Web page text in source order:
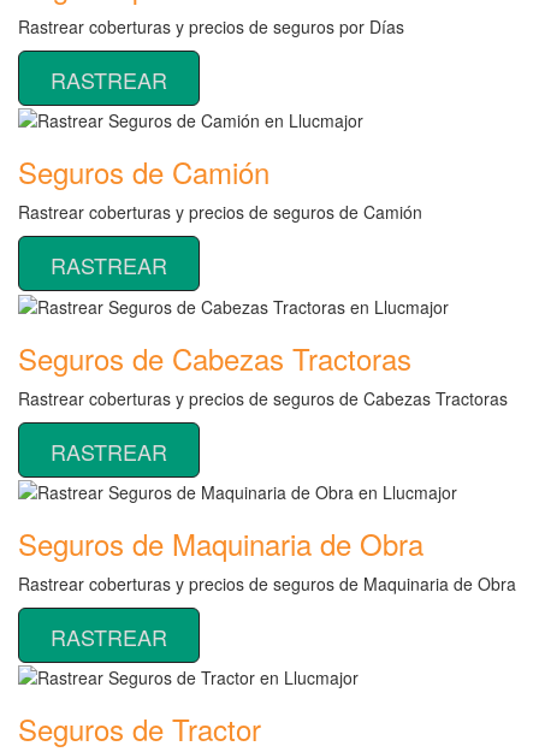
Rastrear coberturas y precios de seguros por Días
RASTREAR
Seguros de Camión
Rastrear coberturas y precios de seguros de Camión
RASTREAR
Seguros de Cabezas Tractoras
Rastrear coberturas y precios de seguros de Cabezas Tractoras
RASTREAR
Seguros de Maquinaria de Obra
Rastrear coberturas y precios de seguros de Maquinaria de Obra
RASTREAR
Seguros de Tractor